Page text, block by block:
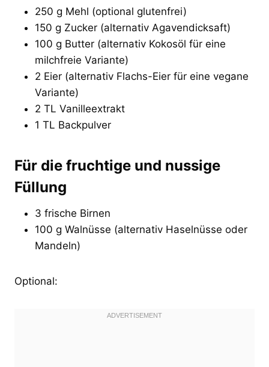
250 g Mehl (optional glutenfrei)
150 g Zucker (alternativ Agavendicksaft)
100 g Butter (alternativ Kokosöl für eine
milchfreie Variante)
2 Eier (alternativ Flachs-Eier für eine vegane
Variante)
2 TL Vanilleextrakt
1 TL Backpulver
Für die fruchtige und nussige
Füllung
3 frische Birnen
100 g Walnüsse (alternativ Haselnüsse oder
Mandeln)
Optional: